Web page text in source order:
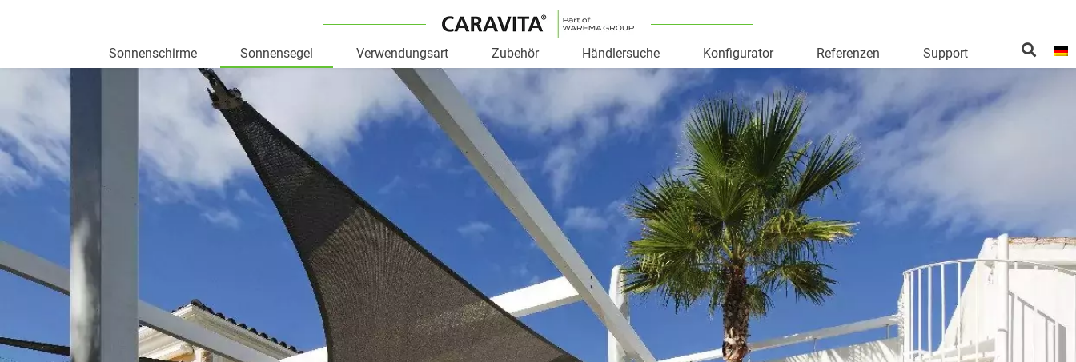
Sonnenschirme Sonnensegel Verwendungsart Zubehör Händlersuche Konfigurator Referenzen Support